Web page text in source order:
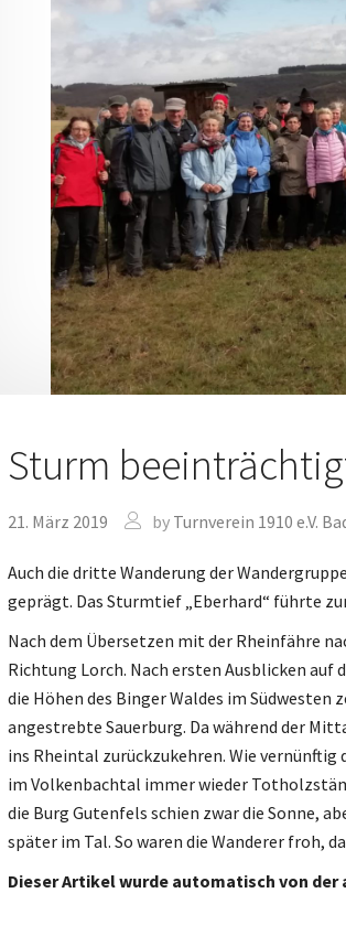
Nordic-Walking
Power Jumping
Taiji Qigong
Volleyball
Volleyball – Mix
Wandern
Sturm
21. März 2019 by Turnverein 1910 e.V.
Auch die dritte Wanderung der
geprägt. Das Sturmtief „Eberhard“ führte
Nach dem Übersetzen mit der Rheinfähre
Richtung Lorch. Nach ersten Ausblicken
die Höhen des Binger Waldes im
angestrebte Sauerburg. Da während der
ins Rheintal zurückzukehren. Wie vernünftig
im Volkenbachtal immer wieder
die Burg Gutenfels schien zwar die Sonne,
später im Tal. So waren die Wanderer froh,
Dieser Artikel wurde automatisch von